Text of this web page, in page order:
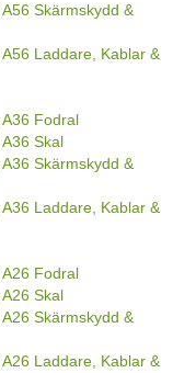
Skärmskydd &
Laddare, Kablar &
Fodral
Skal
Skärmskydd &
Laddare, Kablar &
Fodral
Skal
Skärmskydd &
Laddare, Kablar &